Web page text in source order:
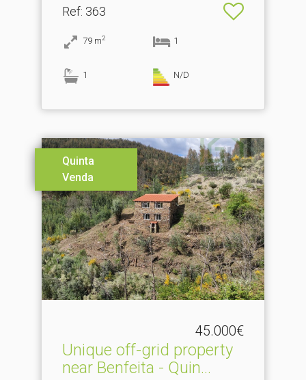
Ref: 363
79 m2 1
1 N/D
Quinta
Venda
45.000€
Unique off-grid property
near Benfeita - Quin.​..